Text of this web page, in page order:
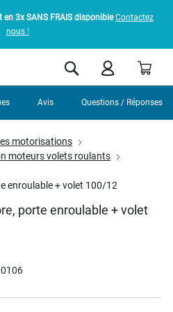
en 3x SANS FRAIS disponible Contactez
nous !
Rechercher
motorisations
moteurs volets roulants
enroulable + volet 100/12
porte enroulable + volet
Avis Questions / Réponses